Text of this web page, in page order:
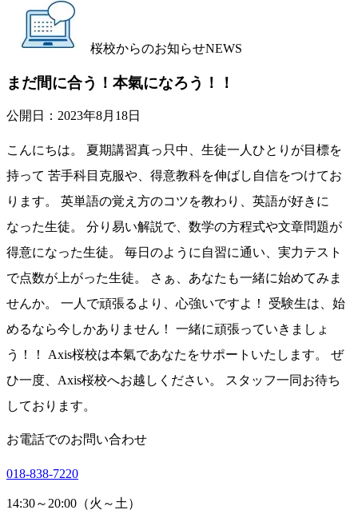
桜校からのお知らせNEWS
まだ間に合う！本氣になろう！！
公開日： 2023年8月18日
こんにちは。 夏期講習真っ只中、生徒一人ひとりが目標を
持って 苦手科目克服や、得意教科を伸ばし自信をつけてお
ります。 英単語の覚え方のコツを教わり、英語が好きに
なった生徒。 分り易い解説で、数学の方程式や文章問題が
得意になった生徒。 毎日のように自習に通い、実力テスト
で点数が上がった生徒。 さぁ、あなたも一緒に始めてみま
せんか。 一人で頑張るより、心強いですよ！ 受験生は、始
めるなら今しかありません！ 一緒に頑張っていきましょ
う！！ Axis桜校は本氣であなたをサポートいたします。 ぜ
ひ一度、Axis桜校へお越しください。 スタッフ一同お待ち
しております。
お電話でのお問い合わせ
018-838-7220
14:30～20:00（火～土）